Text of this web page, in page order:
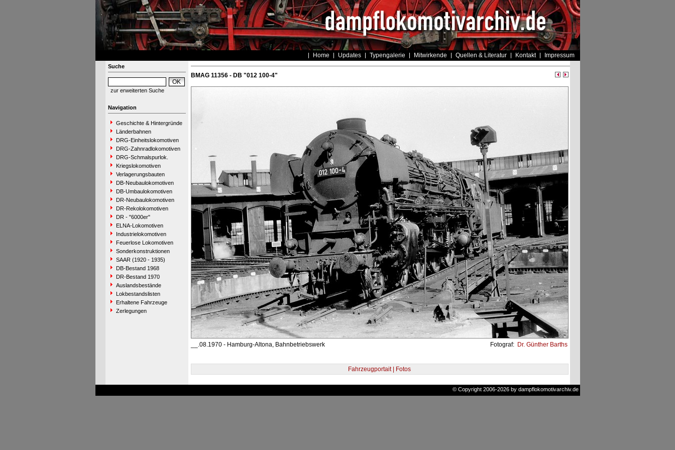
Home Updates Typengalerie Mitwirkende Quellen & Literatur Kontakt Impressum
Suche
zur erweiterten Suche
Navigation
Geschichte & Hintergründe
Länderbahnen
DRG-Einheitslokomotiven
DRG-Zahnradlokomotiven
DRG-Schmalspurlok.
Kriegslokomotiven
Verlagerungsbauten
DB-Neubaulokomotiven
DB-Umbaulokomotiven
DR-Neubaulokomotiven
DR-Rekolokomotiven
DR - "6000er"
ELNA-Lokomotiven
Industrielokomotiven
Feuerlose Lokomotiven
Sonderkonstruktionen
SAAR (1920 - 1935)
DB-Bestand 1968
DR-Bestand 1970
Auslandsbestände
Lokbestandslisten
Erhaltene Fahrzeuge
Zerlegungen
BMAG 11356 - DB "012 100-4"
__.08.1970 - Hamburg-Altona, Bahnbetriebswerk Fotograf: Dr. Günther Barths
Fahrzeugportait | Fotos
© Copyright 2006-2026 by dampflokomotivarchiv.de